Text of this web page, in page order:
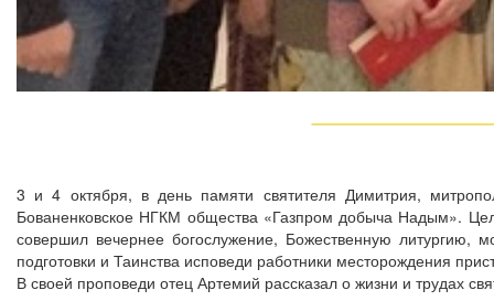
3 и 4 октября, в день памяти святителя Димитрия,
Бованенковское НГКМ общества «Газпром добыча Надым».
совершил вечернее богослужение, Божественную
подготовки и Таинства исповеди работники месторождения
В своей проповеди отец Артемий рассказал о жизни и трудах